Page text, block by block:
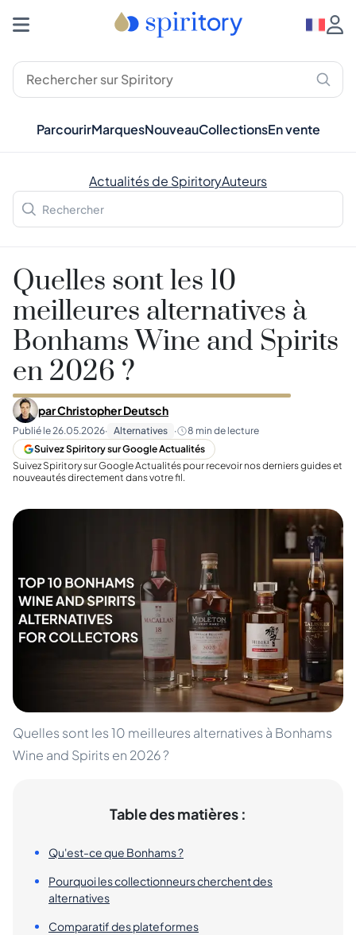
ParcourirMarquesNouveauCollectionsEn vente
Actualités de SpiritoryAuteurs
Quelles sont les 10
meilleures alternatives à
Bonhams Wine and Spirits
en 2026 ?
parChristopher Deutsch
Publié le26.05.2026· Alternatives · 8 min de lecture
Suivez Spiritory sur Google Actualités
Suivez Spiritory sur Google Actualités pour recevoir nos derniers guides et
nouveautés directement dans votre fil.
Quelles sont les 10 meilleures alternatives à Bonhams
Wine and Spirits en 2026 ?
Table des matières :
Qu'est-ce que Bonhams ?
Pourquoi les collectionneurs cherchent des
alternatives
Comparatif des plateformes